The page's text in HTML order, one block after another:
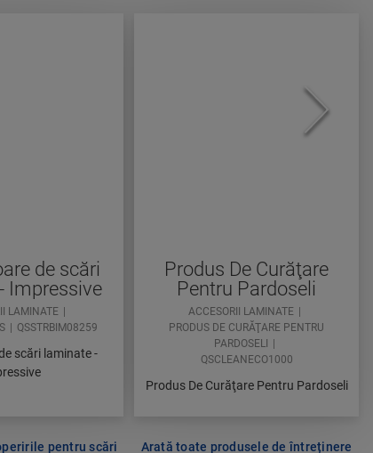
de scări
Impressive
LAMINATE
QSSTRBIM08259
scări laminate -
pentru scări
Produs De Curăţare
Pentru Pardoseli
ACCESORII LAMINATE
PRODUS DE CURĂŢARE PENTRU
PARDOSELI
QSCLEANECO1000
Produs De Curăţare Pentru Pardoseli
Arată toate produsele de întreținere